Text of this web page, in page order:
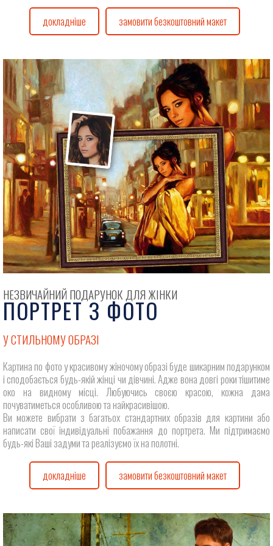
докладніше замовити безкоштовний макет
НЕЗВИЧАЙНИЙ ПОДАРУНОК ДЛЯ ЖІНКИ
ПОРТРЕТ З ФОТО
У СТИЛЬНОМУ ОБРАЗІ
Картина по фото у красивому жіночому образі буде шикарним подарунком
і сподобається будь-якій жінці чи дівчині. Адже вона довгі роки тішитиме
око на видному місці. Любуючись своєю красою, кожна дама
почуватиметься особливою та найкрасивішою.
Ви можете вибрати з багатьох стандартних образів для картини або
написати свої індивідуальні побажання до портрета. Ми підтримаємо
будь-які Ваші задуми та реалізуємо їх на полотні.
докладніше замовити безкоштовний макет